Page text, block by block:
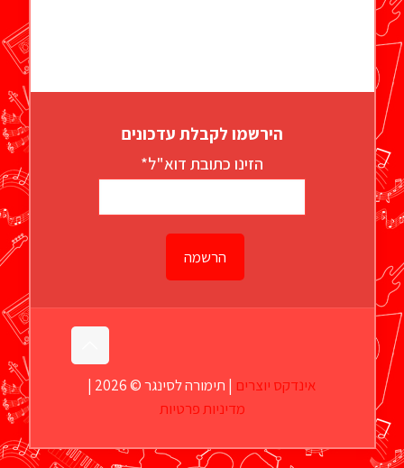
הירשמו לקבלת עדכונים
הזינו כתובת דוא"ל*
אינדקס יוצרים | תימורה לסינגר © 2026 |
מדיניות פרטיות